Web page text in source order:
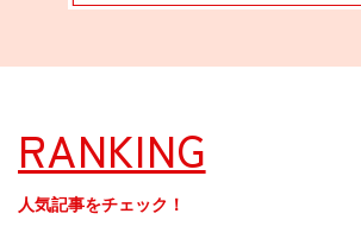
RANKING
人気記事をチェック！